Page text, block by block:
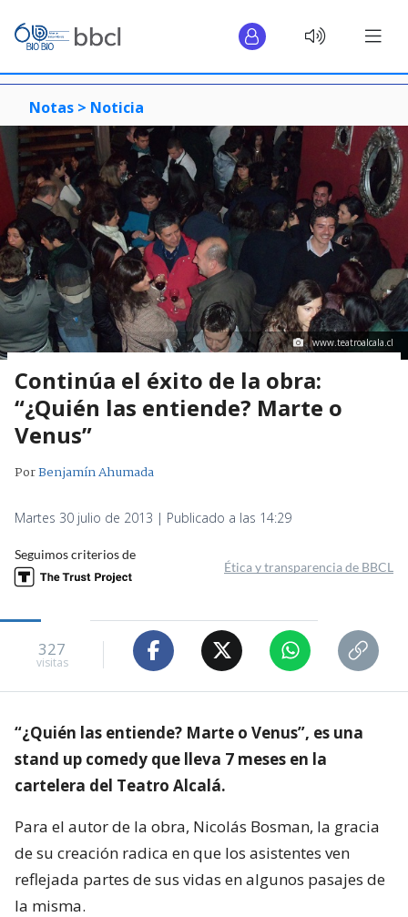
Notas > Noticia
www.teatroalcala.cl
Continúa el éxito de la obra:
“¿Quién las entiende? Marte o
Venus”
PorBenjamín Ahumada
Martes 30 julio de 2013 | Publicado a las 14:29
Seguimos criterios de
Ética y transparencia de BBCL
327
visitas
“¿Quién las entiende? Marte o Venus”, es una
stand up comedy que lleva 7 meses en la
cartelera del Teatro Alcalá.
Para el autor de la obra, Nicolás Bosman, la gracia
de su creación radica en que los asistentes ven
reflejada partes de sus vidas en algunos pasajes de
la misma.